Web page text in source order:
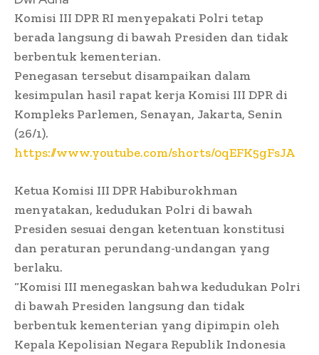
Komisi III DPR RI menyepakati Polri tetap
berada langsung di bawah Presiden dan tidak
berbentuk kementerian.
Penegasan tersebut disampaikan dalam
kesimpulan hasil rapat kerja Komisi III DPR di
Kompleks Parlemen, Senayan, Jakarta, Senin
(26/1).
https://www.youtube.com/shorts/0qEFK5gFsJA
Ketua Komisi III DPR Habiburokhman
menyatakan, kedudukan Polri di bawah
Presiden sesuai dengan ketentuan konstitusi
dan peraturan perundang-undangan yang
berlaku.
“Komisi III menegaskan bahwa kedudukan Polri
di bawah Presiden langsung dan tidak
berbentuk kementerian yang dipimpin oleh
Kepala Kepolisian Negara Republik Indonesia